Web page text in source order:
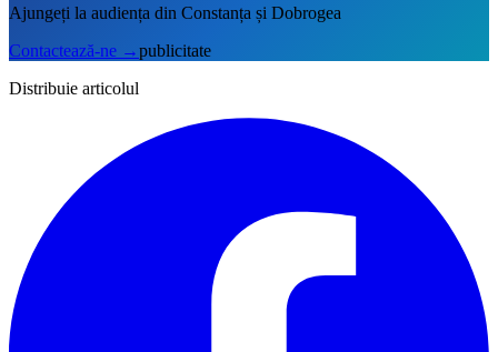
Ajungeți la audiența din Constanța și Dobrogea
Contactează-ne →publicitate
Distribuie articolul